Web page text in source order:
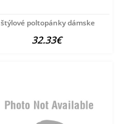
štýlové poltopánky dámske
32.33€